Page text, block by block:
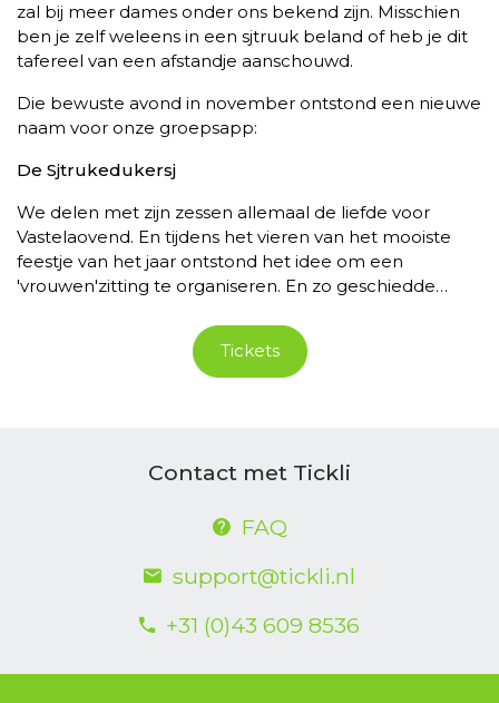
zal bij meer dames onder ons bekend zijn. Misschien
ben je zelf weleens in een sjtruuk beland of heb je dit
tafereel van een afstandje aanschouwd.
Die bewuste avond in november ontstond een nieuwe
naam voor onze groepsapp:
De Sjtrukedukersj
We delen met zijn zessen allemaal de liefde voor
Vastelaovend. En tijdens het vieren van het mooiste
feestje van het jaar ontstond het idee om een
'vrouwen'zitting te organiseren. En zo geschiedde…
Tickets
Contact met Tickli
FAQ
support@tickli.nl
+31 (0)43 609 8536